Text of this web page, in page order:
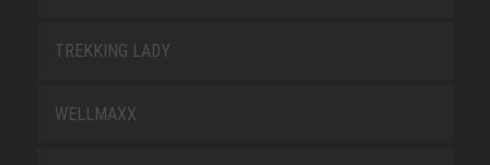
TREKKING LADY
WELLMAXX